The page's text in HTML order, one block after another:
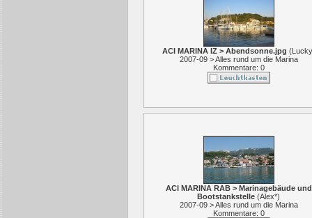
ACI MARINA IZ > Abendsonne.jpg (Lucky
2007-09 > Alles rund um die Marina
Kommentare: 0
ACI MARINA RAB > Marinagebäude und
Bootstankstelle (Alex*)
2007-09 > Alles rund um die Marina
Kommentare: 0